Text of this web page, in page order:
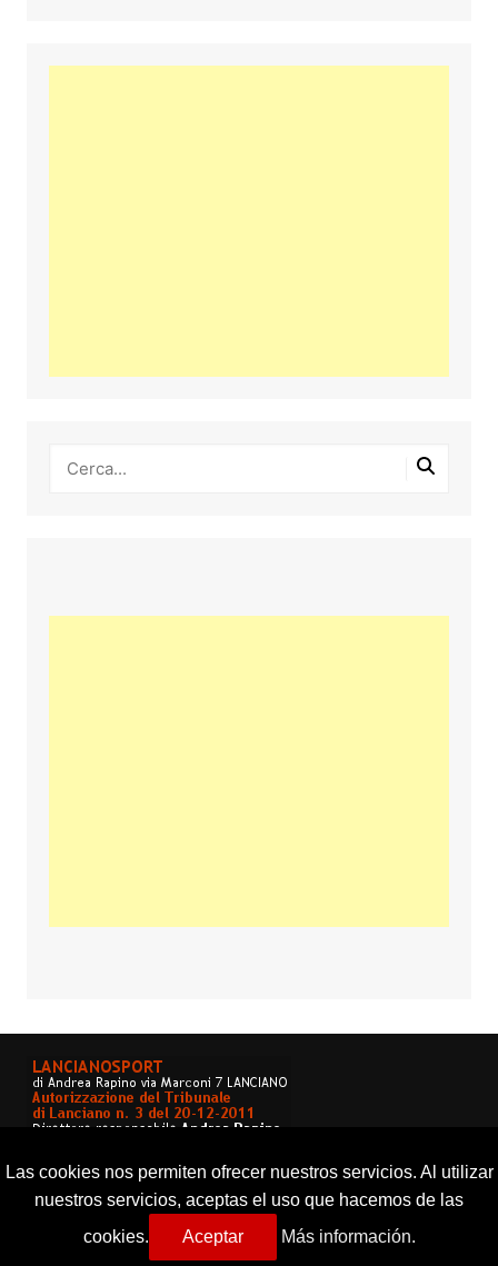
Copyright © 2026 Lancianosport. Tutti i diritti riservati.
Las cookies nos permiten ofrecer nuestros servicios. Al utilizar
nuestros servicios, aceptas el uso que hacemos de las
cookies.
Aceptar Más información.